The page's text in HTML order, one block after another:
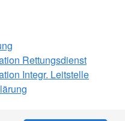
Rettungsdienst
Integr. Leitstelle